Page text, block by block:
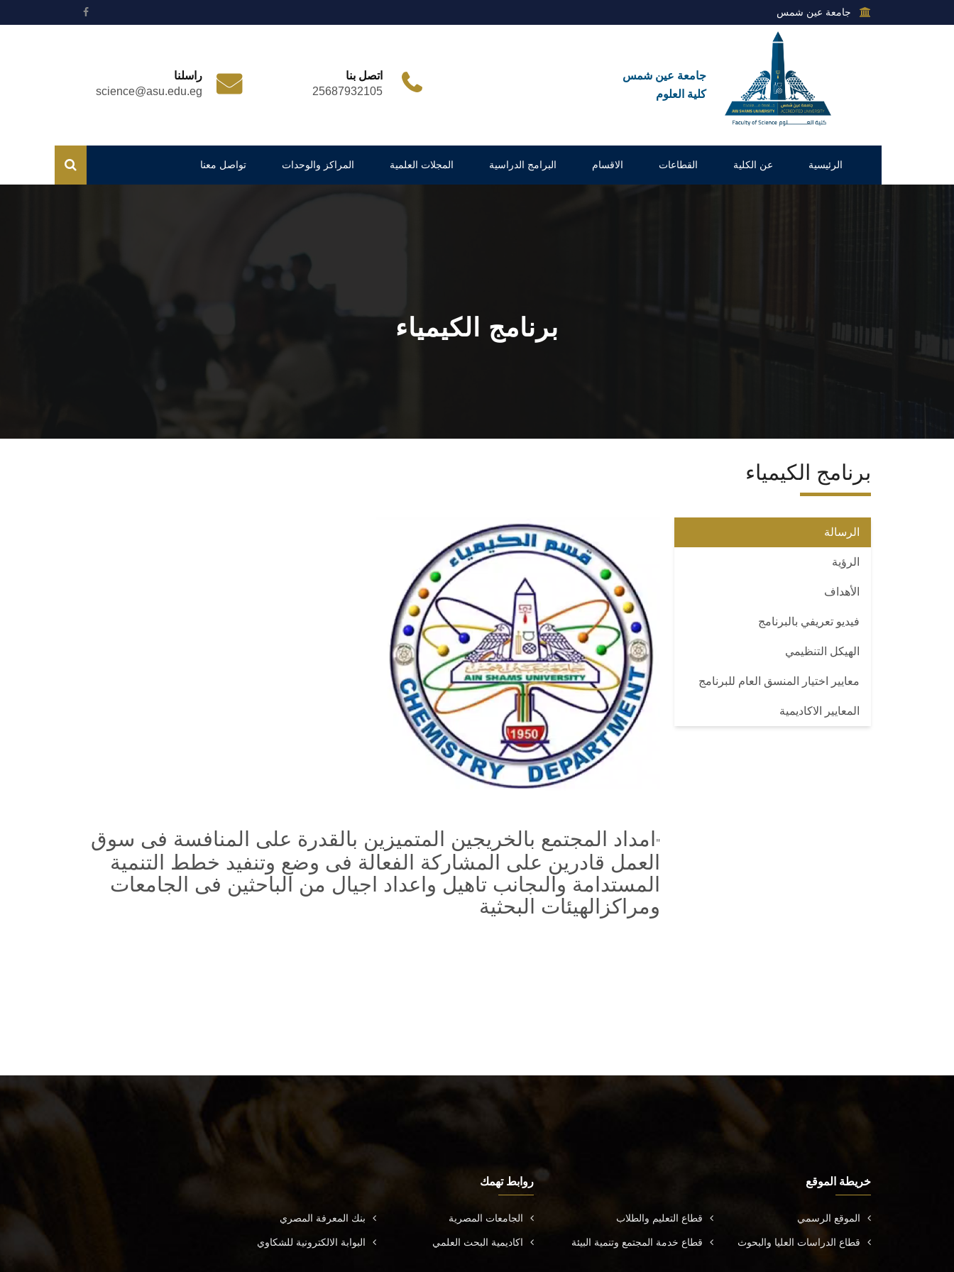
جامعة عين شمس
جامعة عين شمس
كلية العلوم
اتصل بنا
25687932105
راسلنا
science@asu.edu.eg
الرئيسية عن الكلية القطاعات الاقسام البرامج الدراسية المجلات العلمية المراكز والوحدات تواصل معنا
برنامج الكيمياء
برنامج الكيمياء
الرسالة
الرؤية
الأهداف
فيديو تعريفي بالبرنامج
الهيكل التنظيمي
معايير اختيار المنسق العام للبرنامج
المعايير الاكاديمية
" امداد المجتمع بالخريجين المتميزين بالقدرة على المنافسة فى سوق
العمل قادرين على المشاركة الفعالة فى وضع وتنفيد خطط التنمية
المستدامة والىجانب تاهيل واعداد اجيال من الباحثين فى الجامعات
ومراكزالهيئات البحثية
خريطة الموقع
الموقع الرسمي قطاع التعليم والطلاب
قطاع الدراسات العليا والبحوث قطاع خدمة المجتمع وتنمية البيئة
روابط تهمك
الجامعات المصرية بنك المعرفة المصري
اكاديمية البحث العلمي البوابة الالكترونية للشكاوي